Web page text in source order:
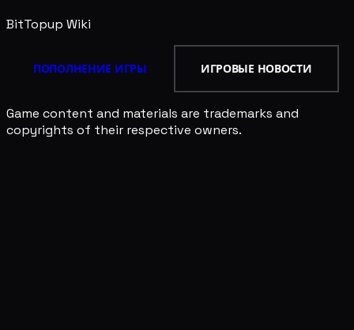
BitTopup Wiki
ПОПОЛНЕНИЕ ИГРЫ ИГРОВЫЕ НОВОСТИ
Game content and materials are trademarks and
copyrights of their respective owners.